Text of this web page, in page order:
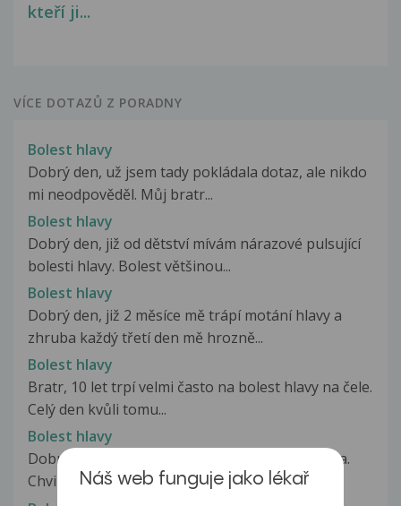
kteří ji...
VÍCE DOTAZŮ Z PORADNY
Bolest hlavy
Dobrý den, už jsem tady pokládala dotaz, ale nikdo
mi neodpověděl. Můj bratr...
Bolest hlavy
Dobrý den, již od dětství mívám nárazové pulsující
bolesti hlavy. Bolest většinou...
Bolest hlavy
Dobrý den, již 2 měsíce mě trápí motání hlavy a
zhruba každý třetí den mě hrozně...
Bolest hlavy
Bratr, 10 let trpí velmi často na bolest hlavy na čele.
Celý den kvůli tomu...
Bolest hlavy
Dobrý den, je mi 16 let . Každý den mě boli hlava.
Chvilku to přestane a boli...
Náš web funguje jako lékař